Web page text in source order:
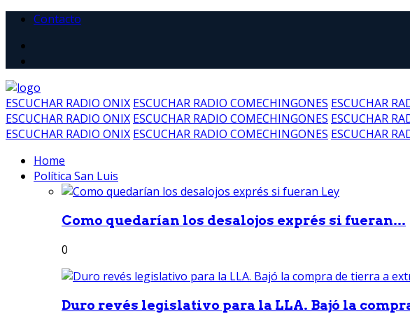
Contacto
ESCUCHAR RADIO ONIX ESCUCHAR RADIO COMECHINGONES ESCUCHAR
ESCUCHAR RADIO ONIX ESCUCHAR RADIO COMECHINGONES ESCUCHAR
ESCUCHAR RADIO ONIX ESCUCHAR RADIO COMECHINGONES ESCUCHAR
Home
Política San Luis
Como quedarían los desalojos exprés si fueran...
0
Duro revés legislativo para la LLA. Bajó la